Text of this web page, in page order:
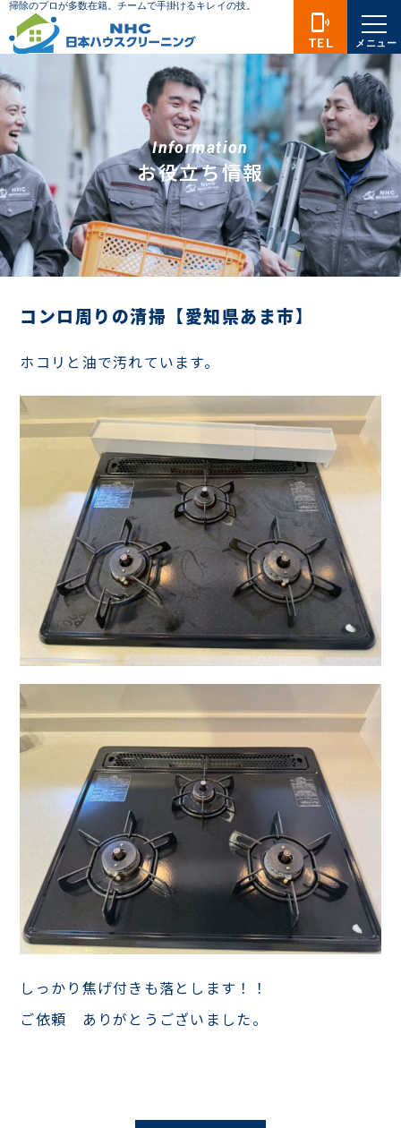
Information
お役立ち情報
コンロ周りの清掃【愛知県あま市】
ホコリと油で汚れています。
しっかり焦げ付きも落とします！！
ご依頼 ありがとうございました。
phonelink_ring
TEL メニュー